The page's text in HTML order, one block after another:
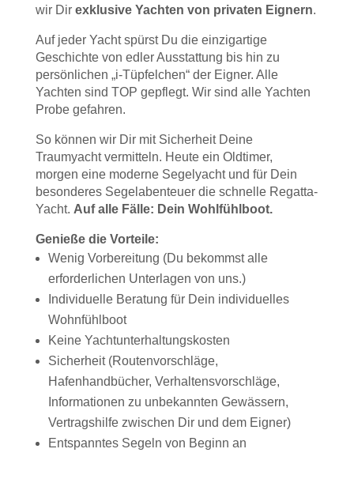
wir Dir exklusive Yachten von privaten Eignern.
Auf jeder Yacht spürst Du die einzigartige
Geschichte von edler Ausstattung bis hin zu
persönlichen „i-Tüpfelchen“ der Eigner. Alle
Yachten sind TOP gepflegt. Wir sind alle Yachten
Probe gefahren.
So können wir Dir mit Sicherheit Deine
Traumyacht vermitteln. Heute ein Oldtimer,
morgen eine moderne Segelyacht und für Dein
besonderes Segelabenteuer die schnelle Regatta-
Yacht. Auf alle Fälle: Dein Wohlfühlboot.
Genieße die Vorteile:
Wenig Vorbereitung (Du bekommst alle
erforderlichen Unterlagen von uns.)
Individuelle Beratung für Dein individuelles
Wohnfühlboot
Keine Yachtunterhaltungskosten
Sicherheit (Routenvorschläge,
Hafenhandbücher, Verhaltensvorschläge,
Informationen zu unbekannten Gewässern,
Vertragshilfe zwischen Dir und dem Eigner)
Entspanntes Segeln von Beginn an